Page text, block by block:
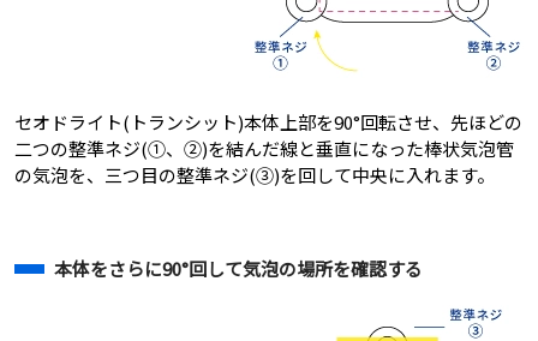
セオドライト(トランシット)本体上部を90°回転させ、先ほどの
二つの整準ネジ(①、②)を結んだ線と垂直になった棒状気泡管
の気泡を、三つ目の整準ネジ(③)を回して中央に入れます。
本体をさらに90°回して気泡の場所を確認する